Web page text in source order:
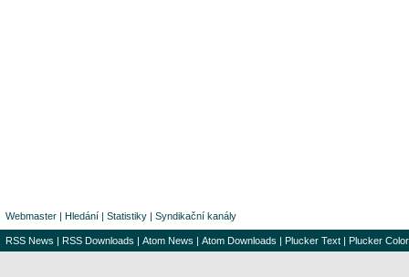
Webmaster | Hledání | Statistiky | Syndikační kanály
RSS News | RSS Downloads | Atom News | Atom Downloads | Plucker Text | Plucker Color